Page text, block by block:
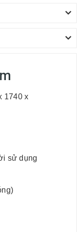
1740 x
sử dụng